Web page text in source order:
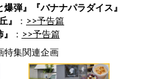
爆弾』『バナナパラダイス』
』
： >>予告篇
： >>予告篇
特集関連企画